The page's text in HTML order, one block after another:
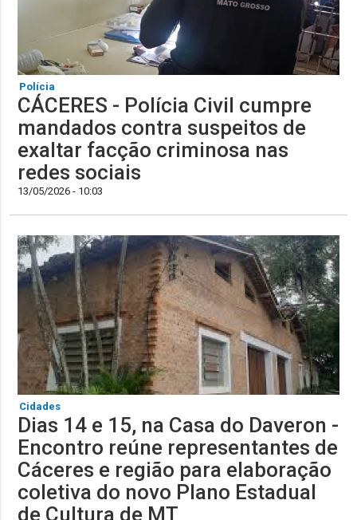
Polícia
CÁCERES - Polícia Civil cumpre
mandados contra suspeitos de
exaltar facção criminosa nas
redes sociais
13/05/2026 - 10:03
Cidades
Dias 14 e 15, na Casa do Daveron -
Encontro reúne representantes de
Cáceres e região para elaboração
coletiva do novo Plano Estadual
de Cultura de MT